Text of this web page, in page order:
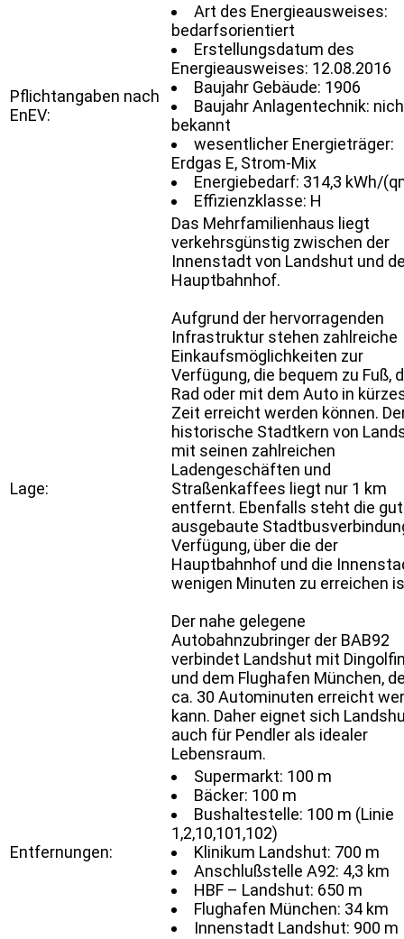
Pflichtangaben nach
EnEV:
Art des Energieausweises:
bedarfsorientiert
Erstellungsdatum des
Energieausweises: 12.08.2016
Baujahr Gebäude: 1906
Baujahr Anlagentechnik:
bekannt
wesentlicher Energieträger:
Erdgas E, Strom-Mix
Energiebedarf: 314,3 kWh/
Effizienzklasse: H
Lage:
Das Mehrfamilienhaus liegt
verkehrsgünstig zwischen der
Innenstadt von Landshut und
Hauptbahnhof.
Aufgrund der hervorragenden
Infrastruktur stehen zahlreiche
Einkaufsmöglichkeiten zur
Verfügung, die bequem zu Fuß,
Rad oder mit dem Auto in
Zeit erreicht werden können.
historische Stadtkern von
mit seinen zahlreichen
Ladengeschäften und
Straßenkaffees liegt nur 1 km
entfernt. Ebenfalls steht die gut
ausgebaute
Verfügung, über die der
Hauptbahnhof und die
wenigen Minuten zu erreichen
Der nahe gelegene
Autobahnzubringer der BAB92
verbindet Landshut mit
und dem Flughafen München,
ca. 30 Autominuten erreicht
kann. Daher eignet sich
auch für Pendler als idealer
Lebensraum.
Entfernungen:
Supermarkt: 100 m
Bäcker: 100 m
Bushaltestelle: 100 m (Linie
1,2,10,101,102)
Klinikum Landshut: 700 m
Anschlußstelle A92: 4,3 km
HBF – Landshut: 650 m
Flughafen München: 34 km
Innenstadt Landshut: 900 m